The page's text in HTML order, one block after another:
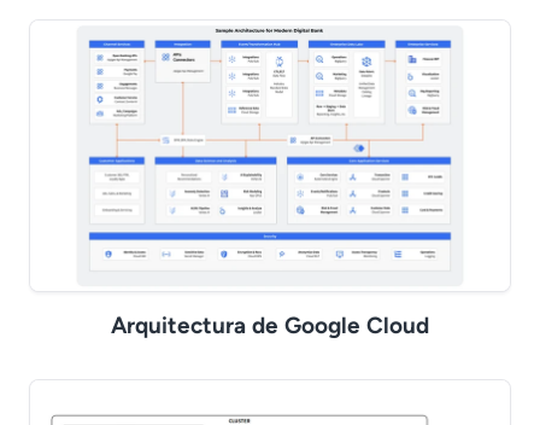
Arquitectura de Google Cloud